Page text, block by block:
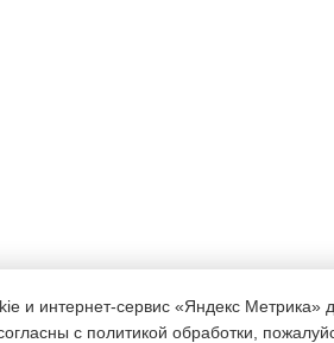
и интернет-сервис «Яндекс Метрика»
с политикой обработки,